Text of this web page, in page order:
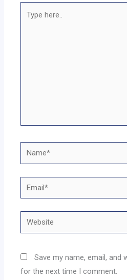
here..
Name*
Email*
Website
Save my name, email, and
for the next time I comment.